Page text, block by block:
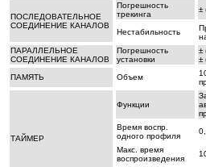
ПОСЛЕДОВАТЕЛЬНОЕ
СОЕДИНЕНИЕ КАНАЛОВ
Погрешность
трекинга
±
Нестабильность
ПАРАЛЛЕЛЬНОЕ
СОЕДИНЕНИЕ КАНАЛОВ
Погрешность
установки
±
±
ПАМЯТЬ
Объем
ТАЙМЕР
Функции
Время воспр.
одного профиля
Макс. время
воспроизведения